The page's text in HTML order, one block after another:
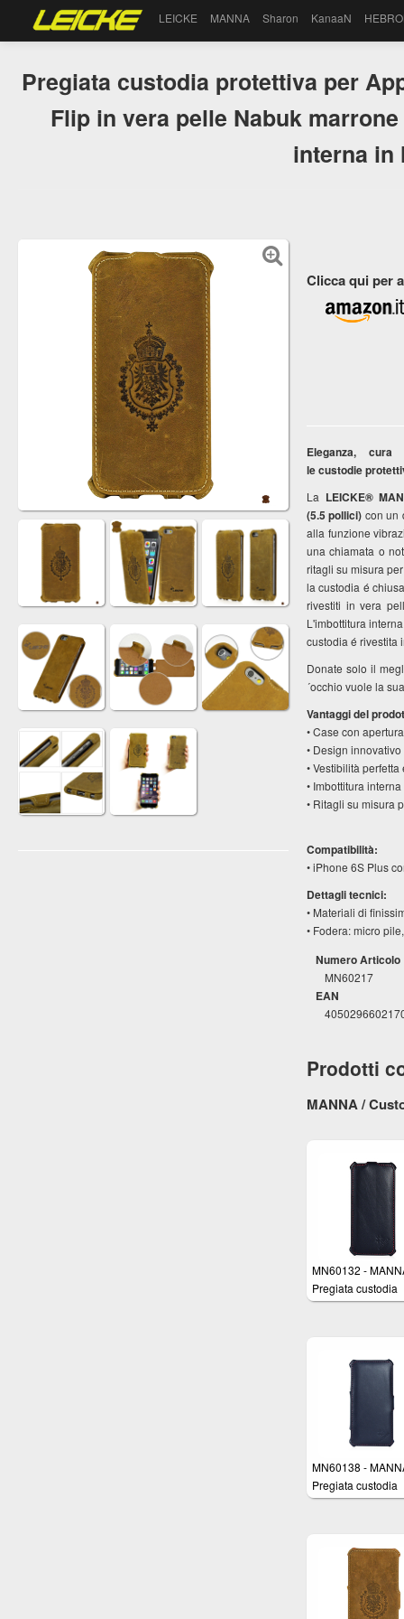
LEICKE MANNA Sharon KanaaN
Pregiata custodia protettiva per
Flip in vera pelle Nabuk
interna
Clicca qui per
Eleganza,
le custodie
La LEICKE®
(5.5 pollici) con un
alla funzione
una chiamata o
ritagli su misura
la custodia é
rivestiti in vera
L'imbottitura
custodia é rivestita
Donate solo il
´occhio vuole la
Vantaggi del
• Case con
• Design
• Vestibilità
• Imbottitura
• Ritagli su misura
Compatibilità:
• iPhone 6S Plus
Dettagli tecnici:
• Materiali di
• Fodera: micro
Numero Articolo
MN60217
EAN
Prodotti
MANNA /
MN60132 -
Pregiata custodia
protettiva per
pelle Nappa Nera
cuciture rifinite a
Imbottitura interna
Micro-Pile -
AutoSleep
MN60138 -
Pregiata custodia
protettiva per
laterale in vera
Nappa - Colore
con cuciture
mano - Imbottitura